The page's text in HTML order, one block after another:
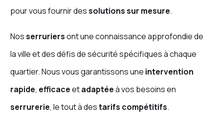
pour vous fournir dessolutions sur mesure.
Nosserruriersont une connaissance approfondie de
la ville et des défis de sécurité spécifiques à chaque
quartier. Nous vous garantissons une intervention
rapide, efficaceetadaptéeà vos besoins en
serrurerie, le tout à destarifs compétitifs.